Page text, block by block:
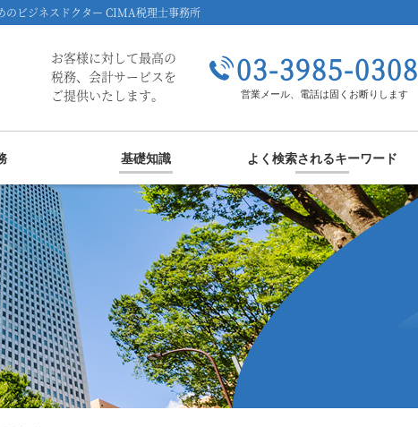
のビジネスドクター CIMA税理士事務所
お客様に対して最高の
税務、会計サービスを
ご提供いたします。
03-3985-0308
営業メール、電話は固くお断りします
基礎知識 よく検索されるキーワード